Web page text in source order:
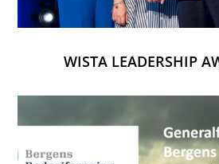
WISTA LEADERSHIP